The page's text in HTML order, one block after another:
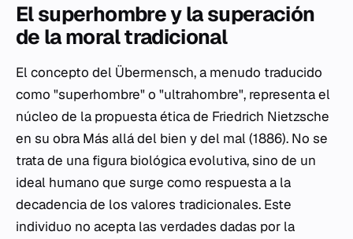
El superhombre y la superación
de la moral tradicional
El concepto del Übermensch, a menudo traducido
como "superhombre" o "ultrahombre", representa el
núcleo de la propuesta ética de Friedrich Nietzsche
en su obra Más allá del bien y del mal(1886). No se
trata de una figura biológica evolutiva, sino de un
ideal humano que surge como respuesta a la
decadencia de los valores tradicionales. Este
individuo no acepta las verdades dadas por la